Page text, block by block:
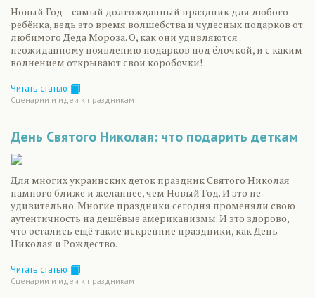
Новый Год – самый долгожданный праздник для любого
ребёнка, ведь это время волшебства и чудесных подарков от
любимого Деда Мороза. О, как они удивляются
неожиданному появлению подарков под ёлочкой, и с каким
волнением открывают свои коробочки!
Читать статью
Сценарии и идеи к праздникам
День Святого Николая: что подарить деткам
Для многих украинских деток праздник Святого Николая
намного ближе и желаннее, чем Новый Год. И это не
удивительно. Многие праздники сегодня променяли свою
аутентичность на дешёвые американизмы. И это здорово,
что остались ещё такие искренние праздники, как День
Николая и Рождество.
Читать статью
Сценарии и идеи к праздникам